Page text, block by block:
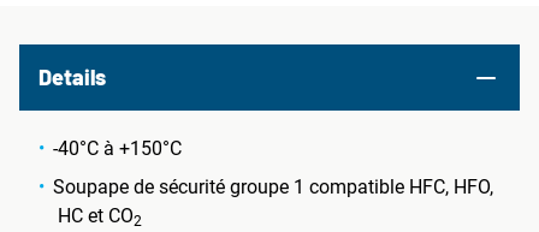
Details
-40°C à +150°C
Soupape de sécurité groupe 1 compatible HFC, HFO,
HC et CO2